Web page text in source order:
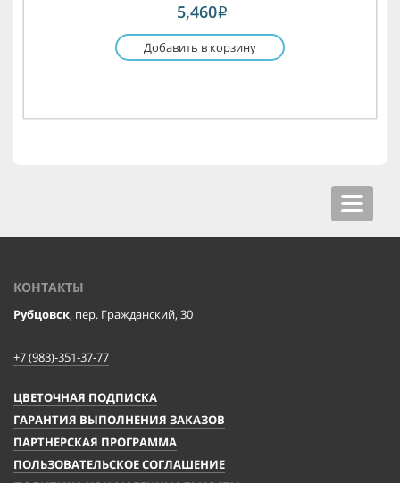
5,460i
Добавить в корзину
Toggle
КОНТАКТЫ
Рубцовск, пер. Гражданский, 30
+7 (983)-351-37-77
ЦВЕТОЧНАЯ ПОДПИСКА
ГАРАНТИЯ ВЫПОЛНЕНИЯ ЗАКАЗОВ
ПАРТНЕРСКАЯ ПРОГРАММА
ПОЛЬЗОВАТЕЛЬСКОЕ СОГЛАШЕНИЕ